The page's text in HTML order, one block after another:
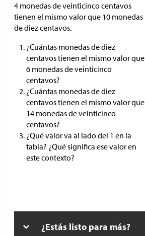
4 monedas de veinticinco centavos
tienen el mismo valor que 10 monedas
de diez centavos.
¿Cuántas monedas de diez
centavos tienen el mismo valor que
6 monedas de veinticinco
centavos?
¿Cuántas monedas de diez
centavos tienen el mismo valor que
14 monedas de veinticinco
centavos?
¿Qué valor va al lado del 1 en la
tabla? ¿Qué significa ese valor en
este contexto?
¿Estás listo para más?